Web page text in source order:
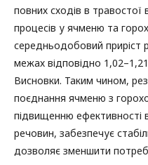
повних сходів в
процесів у ячменю та
середньодобовий приріст
межах відповідно
Висновки. Таким чином,
поєднання ячменю з
підвищенню ефективності
речовин, забезпечує
дозволяє зменшити